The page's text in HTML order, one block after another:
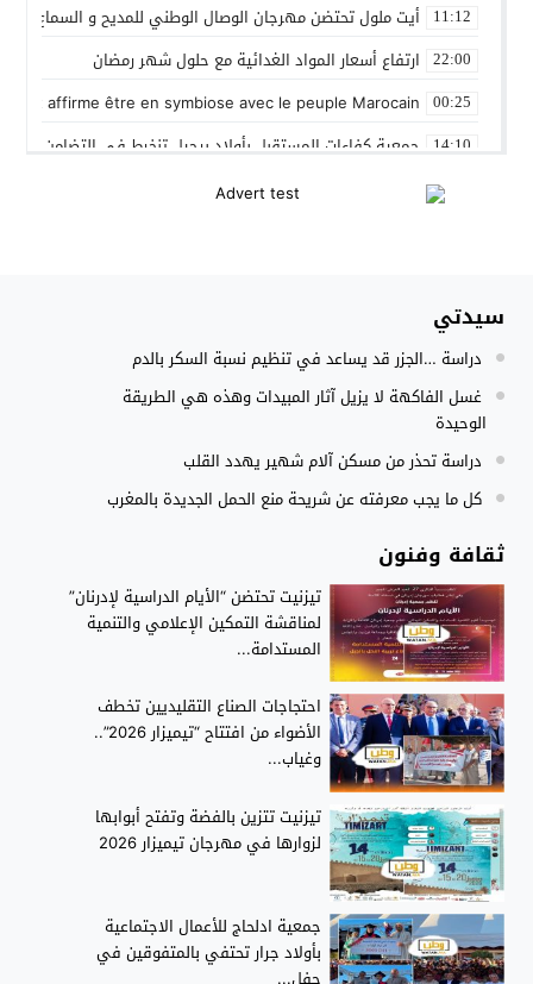
11:12 أيت ملول تحتضن مهرجان الوصال الوطني للمديح و السماع من 25 إلى 30 مارس
22:00 ارتفاع أسعار المواد الغدائية مع حلول شهر رمضان
00:25
affirme être en symbiose avec le peuple Marocain
14:10 جمعية كفاءات المستقبل بأولاد برحيل تنخرط في التضامن
12:01 المنتخب المغربي داخل القاعة يتأهل الى نصف نهائي كأس
22:08
15:54 مجلس الحكومة يصادق على مشروع مرسوم مدونة التغطية
سيدتي
دراسة …الجزر قد يساعد في تنظيم نسبة السكر بالدم
غسل الفاكهة لا يزيل آثار المبيدات وهذه هي الطريقة
الوحيدة
دراسة تحذر من مسكن آلام شهير يهدد القلب
كل ما يجب معرفته عن شريحة منع الحمل الجديدة بالمغرب
ثقافة وفنون
تيزنيت تحتضن “الأيام الدراسية لإدرنان”
لمناقشة التمكين الإعلامي والتنمية
المستدامة...
احتجاجات الصناع التقليديين تخطف
الأضواء من افتتاح “تيميزار 2026”..
وغياب...
تيزنيت تتزين بالفضة وتفتح أبوابها
لزوارها في مهرجان تيميزار 2026
جمعية ادلحاج للأعمال الاجتماعية
بأولاد جرار تحتفي بالمتفوقين في